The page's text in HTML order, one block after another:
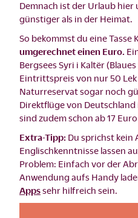
Demnach ist der Urlaub hier
günstiger als in der Heimat.
So bekommst du eine Tasse
umgerechnet einen Euro.
Bergsees Syri i Kaltër
Eintrittspreis von nur 50
Naturreservat sogar noch
Direktflüge von
sind zudem schon ab 17
Extra-Tipp: Du sprichst kein
Englischkenntnisse lassen
Problem: Einfach vor der
Anwendung aufs Handy
Appssehr hilfreich sein.